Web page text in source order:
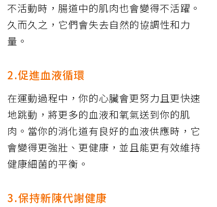
不活動時，腸道中的肌肉也會變得不活躍。
久而久之，它們會失去自然的協調性和力
量。
2.促進血液循環
在運動過程中，你的心臟會更努力且更快速
地跳動，將更多的血液和氧氣送到你的肌
肉。當你的消化道有良好的血液供應時，它
會變得更強壯、更健康，並且能更有效維持
健康細菌的平衡。
3.保持新陳代謝健康